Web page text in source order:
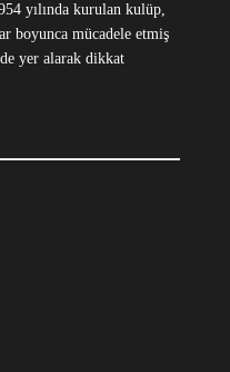
yılında kurulan kulüp,
boyunca mücadele etmiş
yer alarak dikkat